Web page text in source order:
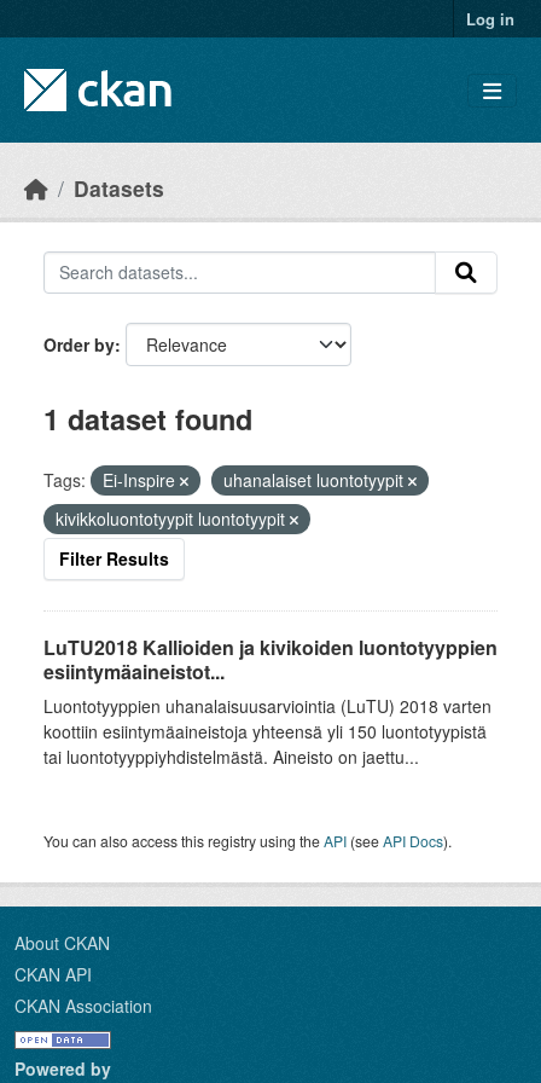
Log in
Datasets
Order by
1 dataset found
Tags: Ei-Inspire
uhanalaiset luontotyypit
kivikkoluontotyypit luontotyypit
Filter Results
LuTU2018 Kallioiden ja kivikoiden luontotyyppien
esiintymäaineistot...
Luontotyyppien uhanalaisuusarviointia (LuTU) 2018 varten
koottiin esiintymäaineistoja yhteensä yli 150 luontotyypistä
tai luontotyyppiyhdistelmästä. Aineisto on jaettu...
You can also access this registry using theAPI (seeAPI Docs).
About CKAN
CKAN API
CKAN Association
Powered by